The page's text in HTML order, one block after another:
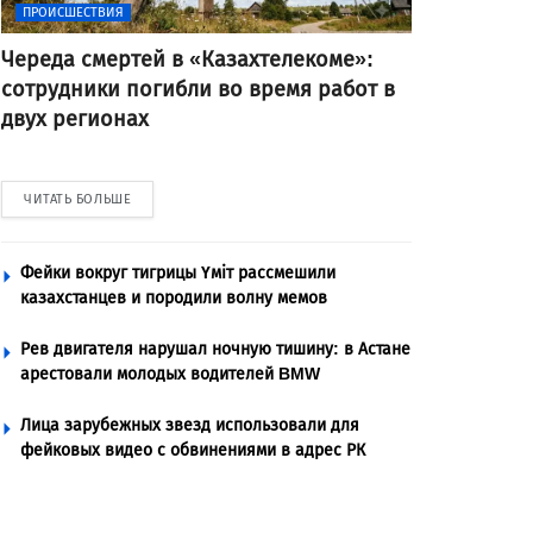
ПРОИСШЕСТВИЯ
Череда смертей в «Казахтелекоме»:
сотрудники погибли во время работ в
двух регионах
ЧИТАТЬ БОЛЬШЕ
Фейки вокруг тигрицы Үміт рассмешили
казахстанцев и породили волну мемов
Рев двигателя нарушал ночную тишину: в Астане
арестовали молодых водителей BMW
Лица зарубежных звезд использовали для
фейковых видео с обвинениями в адрес РК